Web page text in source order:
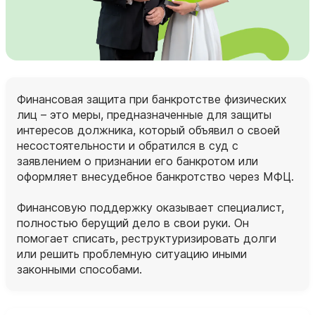
Финансовая защита при банкротстве физических
лиц – это меры, предназначенные для защиты
интересов должника, который объявил о своей
несостоятельности и обратился в суд с
заявлением о признании его банкротом или
оформляет внесудебное банкротство через МФЦ.
Финансовую поддержку оказывает специалист,
полностью берущий дело в свои руки. Он
помогает списать, реструктуризировать долги
или решить проблемную ситуацию иными
законными способами.